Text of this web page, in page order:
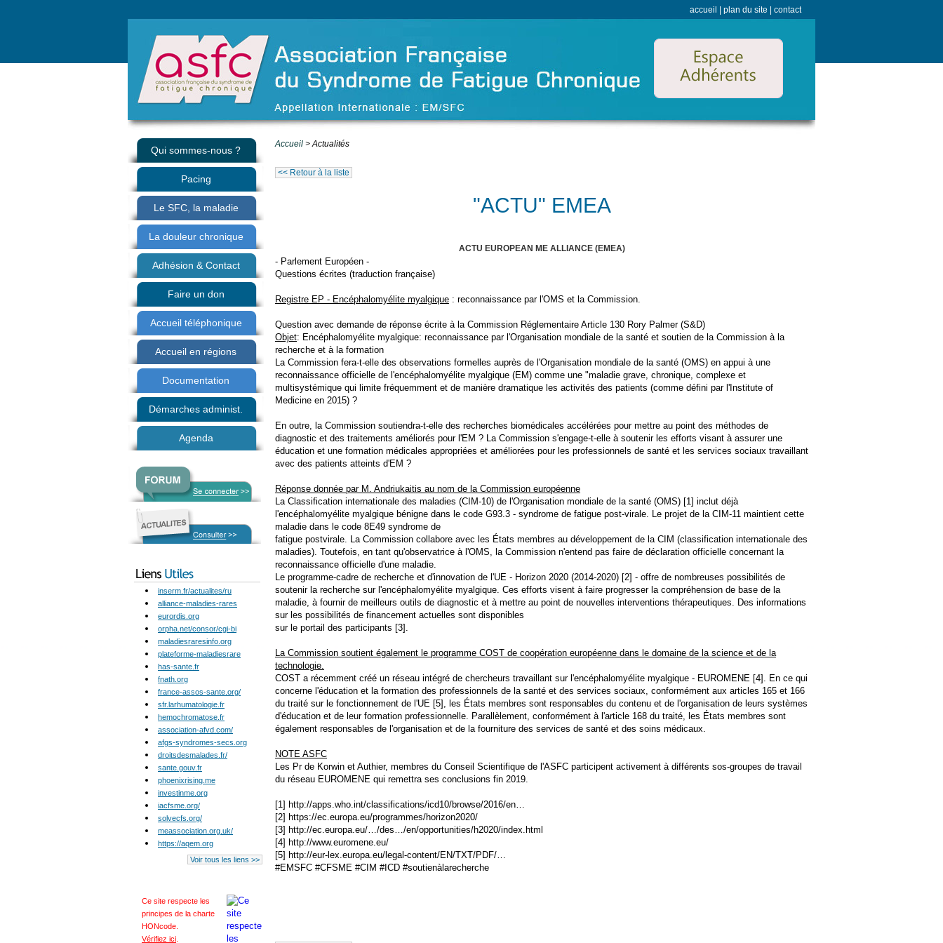
Accueil > Actualités
<< Retour à la liste
"ACTU" EMEA
ACTU EUROPEAN ME ALLIANCE (EMEA)
- Parlement Européen -
Questions écrites (traduction française)
Registre EP - Encéphalomyélite myalgique : reconnaissance par l'OMS et la Commission.
Question avec demande de réponse écrite à la Commission Réglementaire Article 130 Rory Palmer (S&D)
Objet: Encéphalomyélite myalgique: reconnaissance par l'Organisation mondiale de la santé et soutien de la Commission à la
recherche et à la formation
La Commission fera-t-elle des observations formelles auprès de l'Organisation mondiale de la santé (OMS) en appui à une
reconnaissance officielle de l'encéphalomyélite myalgique (EM) comme une "maladie grave, chronique, complexe et
multisystémique qui limite fréquemment et de manière dramatique les activités des patients (comme défini par l'Institute of
Medicine en 2015) ?
En outre, la Commission soutiendra-t-elle des recherches biomédicales accélérées pour mettre au point des méthodes de
diagnostic et des traitements améliorés pour l'EM ? La Commission s'engage-t-elle à soutenir les efforts visant à assurer une
éducation et une formation médicales appropriées et améliorées pour les professionnels de santé et les services sociaux travaillant
avec des patients atteints d'EM ?
Réponse donnée par M. Andriukaitis au nom de la Commission européenne
La Classification internationale des maladies (CIM-10) de l'Organisation mondiale de la santé (OMS) [1] inclut déjà
l'encéphalomyélite myalgique bénigne dans le code G93.3 - syndrome de fatigue post-virale. Le projet de la CIM-11 maintient cette
maladie dans le code 8E49 syndrome de
fatigue postvirale. La Commission collabore avec les États membres au développement de la CIM (classification internationale des
maladies). Toutefois, en tant qu'observatrice à l'OMS, la Commission n'entend pas faire de déclaration officielle concernant la
reconnaissance officielle d'une maladie.
Le programme-cadre de recherche et d'innovation de l'UE - Horizon 2020 (2014-2020) [2] - offre de nombreuses possibilités de
soutenir la recherche sur l'encéphalomyélite myalgique. Ces efforts visent à faire progresser la compréhension de base de la
maladie, à fournir de meilleurs outils de diagnostic et à mettre au point de nouvelles interventions thérapeutiques. Des informations
sur les possibilités de financement actuelles sont disponibles
sur le portail des participants [3].
La Commission soutient également le programme COST de coopération européenne dans le domaine de la science et de la
technologie.
COST a récemment créé un réseau intégré de chercheurs travaillant sur l'encéphalomyélite myalgique - EUROMENE [4]. En ce qui
concerne l'éducation et la formation des professionnels de la santé et des services sociaux, conformément aux articles 165 et 166
du traité sur le fonctionnement de l'UE [5], les États membres sont responsables du contenu et de l'organisation de leurs systèmes
d'éducation et de leur formation professionnelle. Parallèlement, conformément à l'article 168 du traité, les États membres sont
également responsables de l'organisation et de la fourniture des services de santé et des soins médicaux.
NOTE ASFC
Les Pr de Korwin et Authier, membres du Conseil Scientifique de l'ASFC participent activement à différents sos-groupes de travail
du réseau EUROMENE qui remettra ses conclusions fin 2019.
[1] http://apps.who.int/classifications/icd10/browse/2016/en…
[2] https://ec.europa.eu/programmes/horizon2020/
[3] http://ec.europa.eu/…/des…/en/opportunities/h2020/index.html
[4] http://www.euromene.eu/
[5] http://eur-lex.europa.eu/legal-content/EN/TXT/PDF/…
#EMSFC #CFSME #CIM #ICD #soutienàlarecherche
Qui sommes-nous ?
Pacing
Le SFC, la maladie
La douleur chronique
Adhésion & Contact
Faire un don
Accueil téléphonique
Accueil en régions
Documentation
Démarches administ.
Agenda
inserm.fr/actualites/ru
alliance-maladies-rares
eurordis.org
orpha.net/consor/cgi-bi
maladiesraresinfo.org
plateforme-maladiesrare
has-sante.fr
fnath.org
france-assos-sante.org/
sfr.larhumatologie.fr
hemochromatose.fr
association-afvd.com/
afgs-syndromes-secs.org
droitsdesmalades.fr/
sante.gouv.fr
phoenixrising.me
investinme.org
iacfsme.org/
solvecfs.org/
meassociation.org.uk/
https://aqem.org
Voir tous les liens >>
Ce site respecte les
principes de la charte
HONcode
Vérifiez ici
accueil plan du site contact